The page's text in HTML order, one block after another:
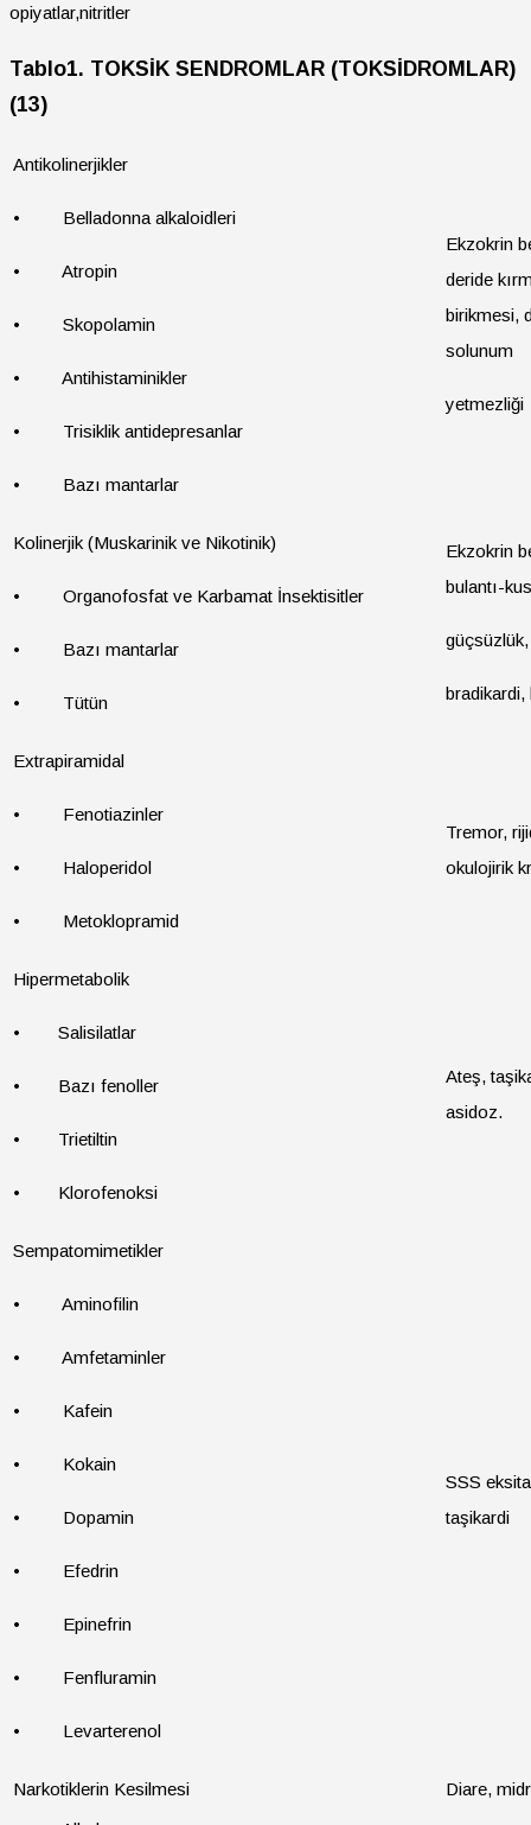
opiyatlar,nitritler
Tablo1. TOKSİK SENDROMLAR (TOKSİDROMLAR)
(13)
Antikolinerjikler
• Belladonna alkaloidleri
• Atropin
• Skopolamin
• Antihistaminikler
• Trisiklik antidepresanlar
• Bazı mantarlar
Ekzokrin
deride
birikmesi,
solunum
yetmezliği
Kolinerjik (Muskarinik ve Nikotinik)
• Organofosfat ve Karbamat İnsektisitler
• Bazı mantarlar
• Tütün
Ekzokrin
bulantı-
Extrapiramidal
• Fenotiazinler
• Haloperidol
• Metoklopramid
Tremor,
okulojirik
Hipermetabolik
• Salisilatlar
• Bazı fenoller
• Trietiltin
• Klorofenoksi
Ateş,
asidoz.
Sempatomimetikler
• Aminofilin
• Amfetaminler
• Kafein
• Kokain
• Dopamin
• Efedrin
• Epinefrin
• Fenfluramin
• Levarterenol
SSS
taşikardi
Narkotiklerin Kesilmesi
Diare,